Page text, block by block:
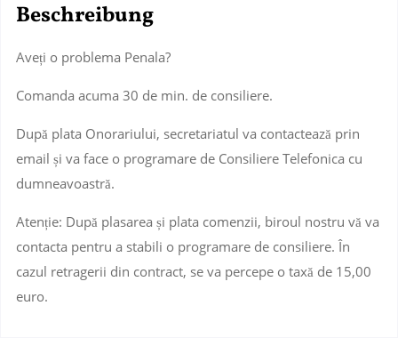
Beschreibung
Aveți o problema Penala?
Comanda acuma 30 de min. de consiliere.
După plata Onorariului, secretariatul va contactează prin
email și va face o programare de Consiliere Telefonica cu
dumneavoastră.
Atenție: După plasarea și plata comenzii, biroul nostru vă va
contacta pentru a stabili o programare de consiliere. În
cazul retragerii din contract, se va percepe o taxă de 15,00
euro.